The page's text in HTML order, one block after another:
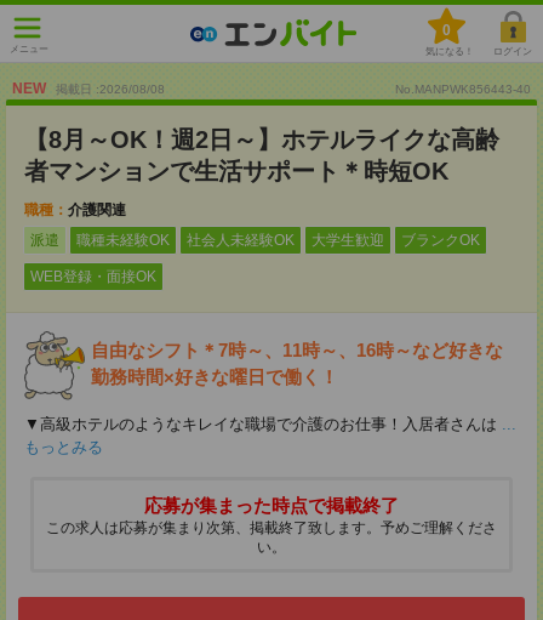
メニュー
0
気になる！ ログイン
NEW 掲載日 :2026/08/08 No.MANPWK856443-40
【8月～OK！週2日～】ホテルライクな高齢
者マンションで生活サポート＊時短OK
職種： 介護関連
派遣
職種未経験OK 社会人未経験OK 大学生歓迎 ブランクOK
WEB登録・面接OK
自由なシフト＊7時～、11時～、16時～など好きな
勤務時間×好きな曜日で働く！
▼高級ホテルのようなキレイな職場で介護のお仕事！入居者さんは ...
もっとみる
応募が集まった時点で掲載終了
この求人は応募が集まり次第、掲載終了致します。予めご理解くださ
い。